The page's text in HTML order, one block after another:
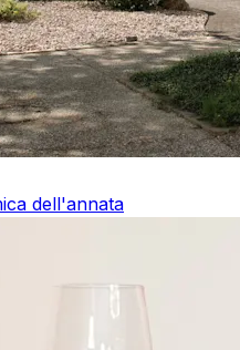
dell'annata